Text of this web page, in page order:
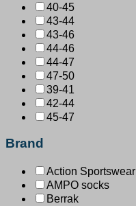
40-45
43-44
43-46
44-46
44-47
47-50
39-41
42-44
45-47
Brand
Action Sportswear
AMPO socks
Berrak